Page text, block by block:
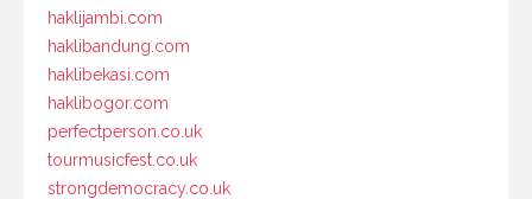
haklijambi.com
haklibandung.com
haklibekasi.com
haklibogor.com
perfectperson.co.uk
tourmusicfest.co.uk
strongdemocracy.co.uk